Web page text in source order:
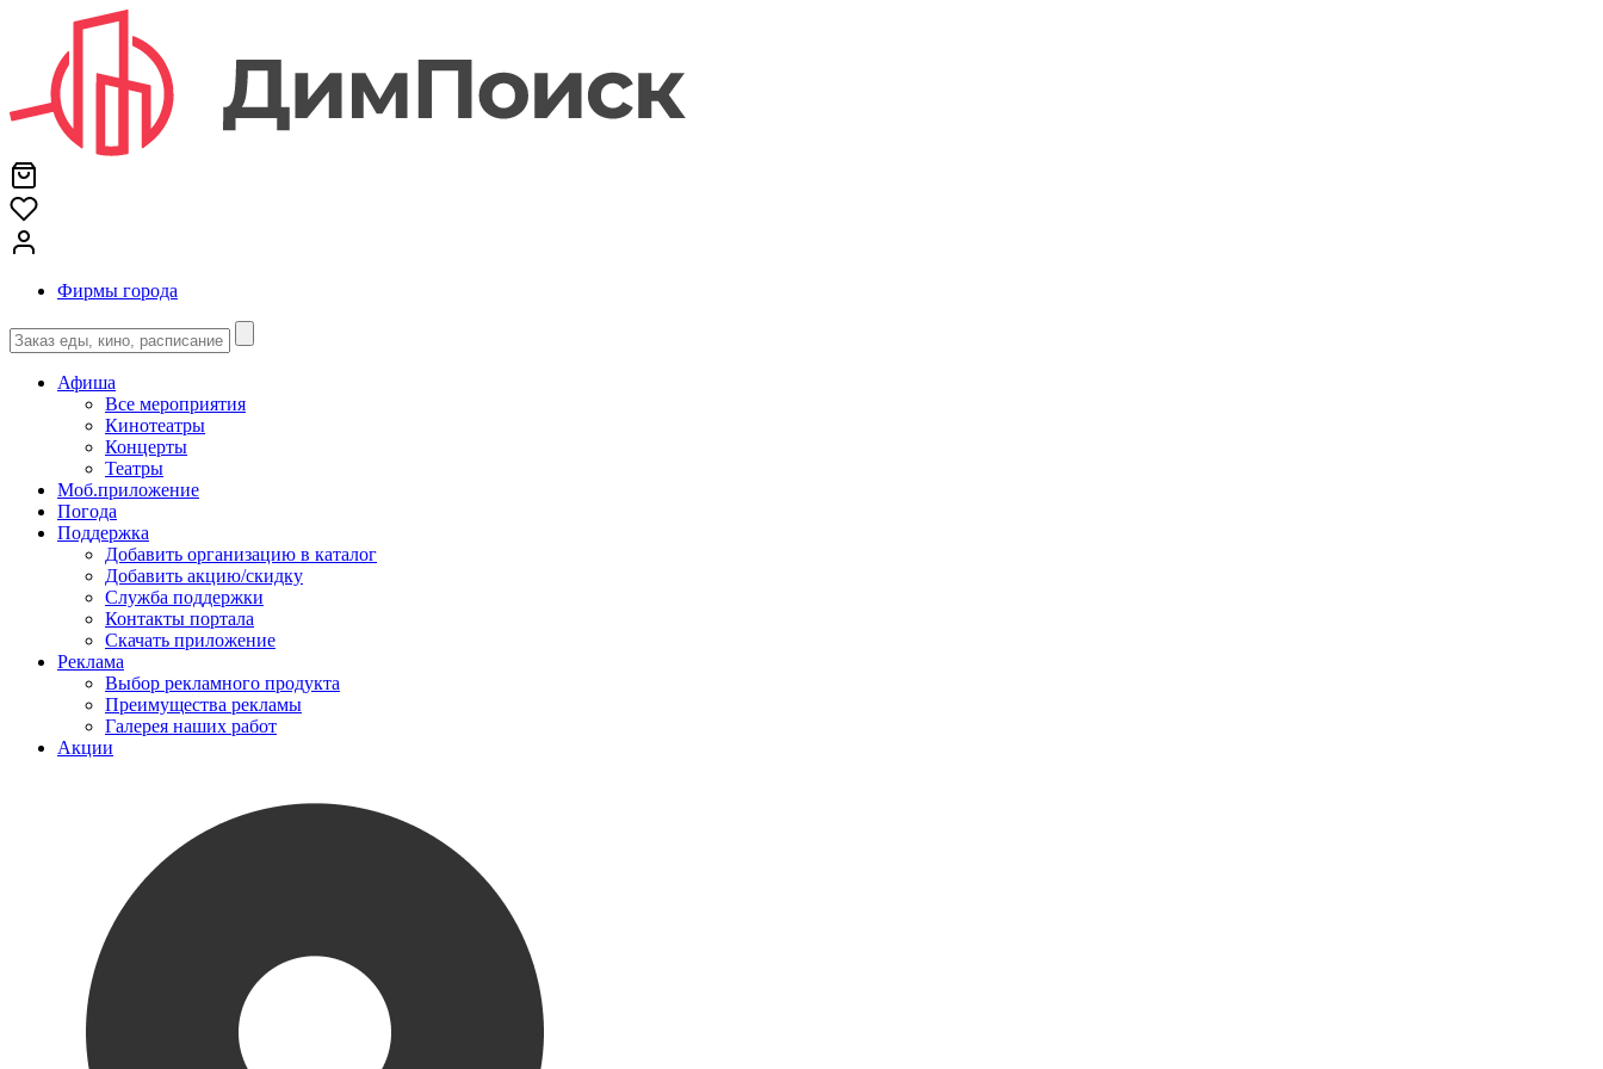
Фирмы города
Афиша
Все мероприятия
Кинотеатры
Концерты
Театры
Моб.приложение
Погода
Поддержка
Добавить организацию в каталог
Добавить акцию/скидку
Служба поддержки
Контакты портала
Скачать приложение
Реклама
Выбор рекламного продукта
Преимущества рекламы
Галерея наших работ
Акции